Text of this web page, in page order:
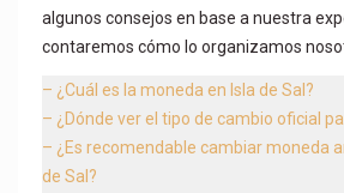
algunos consejos en base a nuestra
contaremos cómo lo organizamos
– ¿Cuál es la moneda en Isla de Sal?
– ¿Dónde ver el tipo de cambio oficial
– ¿Es recomendable cambiar moneda
de Sal?